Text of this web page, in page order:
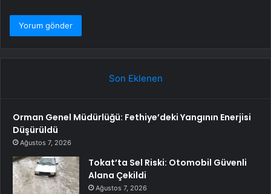
Son Eklenen
Orman Genel Müdürlüğü: Fethiye’deki Yangının Enerjisi
Düşürüldü
Ağustos 7, 2026
Tokat’ta Sel Riski: Otomobil Güvenli
Alana Çekildi
Ağustos 7, 2026